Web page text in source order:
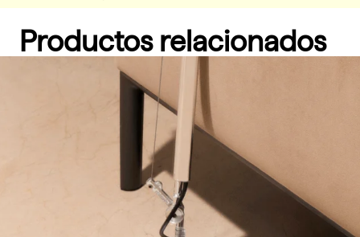
Productos relacionados